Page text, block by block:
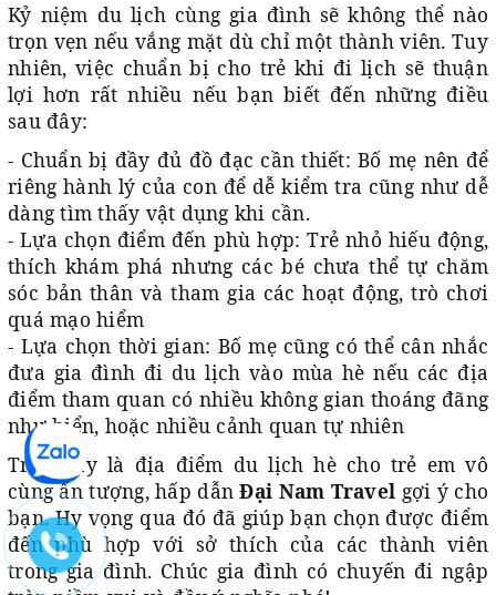
Kỷ niệm du lịch cùng gia đình sẽ không thể nào
trọn vẹn nếu vắng mặt dù chỉ một thành viên. Tuy
nhiên, việc chuẩn bị cho trẻ khi đi lịch sẽ thuận
lợi hơn rất nhiều nếu bạn biết đến những điều
sau đây:
- Chuẩn bị đầy đủ đồ đạc cần thiết: Bố mẹ nên để
riêng hành lý của con để dễ kiểm tra cũng như dễ
dàng tìm thấy vật dụng khi cần.
- Lựa chọn điểm đến phù hợp: Trẻ nhỏ hiếu động,
thích khám phá nhưng các bé chưa thể tự chăm
sóc bản thân và tham gia các hoạt động, trò chơi
quá mạo hiểm
- Lựa chọn thời gian: Bố mẹ cũng có thể cân nhắc
đưa gia đình đi du lịch vào mùa hè nếu các địa
điểm tham quan có nhiều không gian thoáng đãng
như biển, hoặc nhiều cảnh quan tự nhiên
Trên đây là địa điểm du lịch hè cho trẻ em vô
cùng ấn tượng, hấp dẫnĐại Nam Travel gợi ý cho
bạn. Hy vọng qua đó đã giúp bạn chọn được điểm
đến phù hợp với sở thích của các thành viên
trong gia đình. Chúc gia đình có chuyến đi ngập